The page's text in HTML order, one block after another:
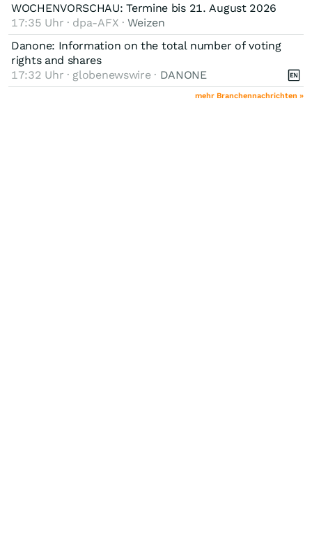
WOCHENVORSCHAU: Termine bis 21. August 2026
17:35 Uhr · dpa-AFX ·Weizen
Danone: Information on the total number of voting
rights and shares
17:32 Uhr · globenewswire · DANONE
mehr Branchennachrichten »